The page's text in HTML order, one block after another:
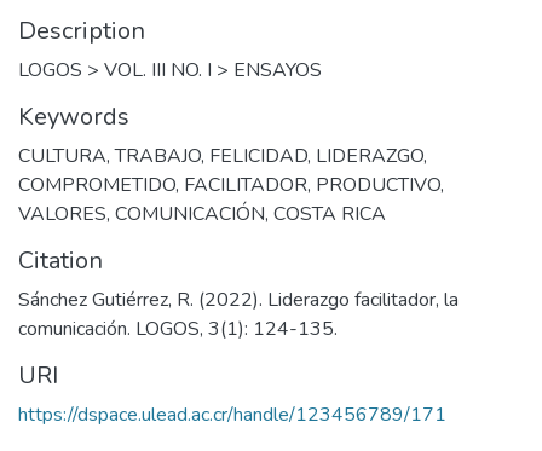
Description
LOGOS > VOL. III NO. I > ENSAYOS
Keywords
CULTURA,TRABAJO, FELICIDAD, LIDERAZGO,
COMPROMETIDO, FACILITADOR, PRODUCTIVO,
VALORES, COMUNICACIÓN, COSTA RICA
Citation
Sánchez Gutiérrez, R. (2022). Liderazgo facilitador, la
comunicación. LOGOS, 3(1): 124-135.
URI
https://dspace.ulead.ac.cr/handle/123456789/171